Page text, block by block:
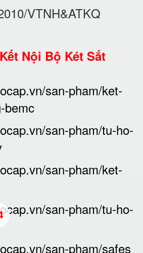
VTNH&ATKQ
Nội Bộ Két Sắt
san-pham/ket-
bemc
san-pham/tu-ho-
san-pham/ket-
san-pham/tu-ho-
san-pham/safes
back